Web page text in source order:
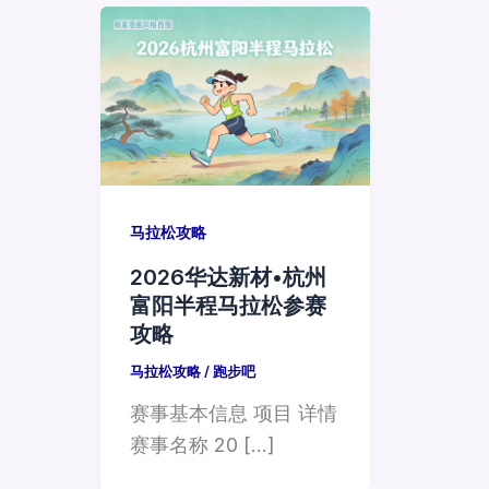
马拉松攻略
2026华达新材•杭州
富阳半程马拉松参赛
攻略
马拉松攻略/ 跑步吧
赛事基本信息 项目 详情
赛事名称 20 […]